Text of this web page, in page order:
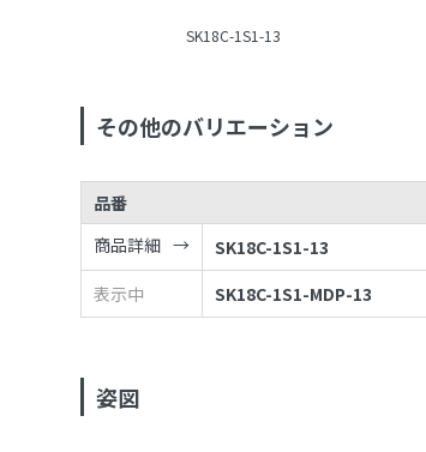
SK18C-1S1-13
その他のバリエーション
品番
商品詳細
SK18C-1S1-13
表示中
SK18C-1S1-MDP-13
姿図